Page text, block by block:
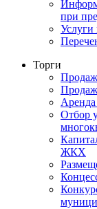
при
Торги
Отбор
ЖКХ